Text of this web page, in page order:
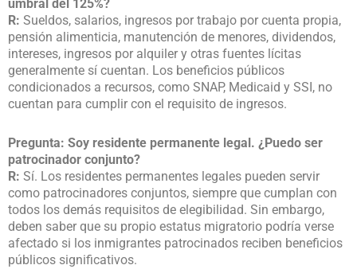
umbral del 125%?
R: Sueldos, salarios, ingresos por trabajo por cuenta propia,
pensión alimenticia, manutención de menores, dividendos,
intereses, ingresos por alquiler y otras fuentes lícitas
generalmente sí cuentan. Los beneficios públicos
condicionados a recursos, como SNAP, Medicaid y SSI, no
cuentan para cumplir con el requisito de ingresos.
Pregunta: Soy residente permanente legal. ¿Puedo ser
patrocinador conjunto?
R: Sí. Los residentes permanentes legales pueden servir
como patrocinadores conjuntos, siempre que cumplan con
todos los demás requisitos de elegibilidad. Sin embargo,
deben saber que su propio estatus migratorio podría verse
afectado si los inmigrantes patrocinados reciben beneficios
públicos significativos.